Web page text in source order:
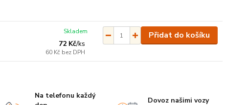
72 Kč/ks
60 Kč bez DPH
Skladem Přidat do košíku
Na telefonu každý
Dovoz našimi vozy